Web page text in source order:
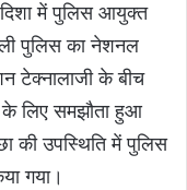
में पुलिस आयुक्त
पुलिस का नेशनल
टेक्नालाजी के बीच
के लिए समझौता हुआ
की उपस्थिति में पुलिस
गया।